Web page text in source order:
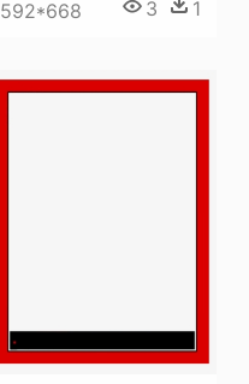
592*668 3 1